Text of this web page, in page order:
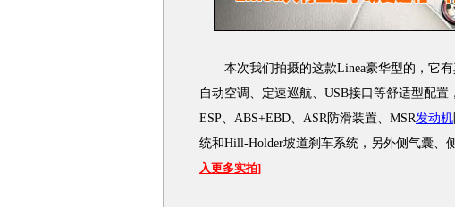
本次我们拍摄的这款Linea豪华型的，它有
自动空调、定速巡航、USB接口等舒适型配置
ESP、ABS+EBD、ASR防滑装置、MSR发动机
统和Hill-Holder坡道刹车系统，另外侧气囊、
入更多实拍]